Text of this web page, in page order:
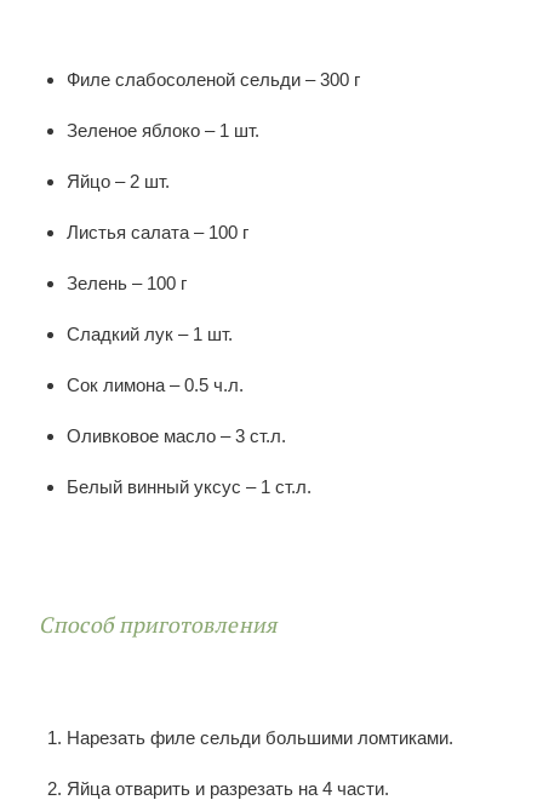
Филе слабосоленой сельди – 300 г
Зеленое яблоко – 1 шт.
Яйцо – 2 шт.
Листья салата – 100 г
Зелень – 100 г
Сладкий лук – 1 шт.
Сок лимона – 0.5 ч.л.
Оливковое масло – 3 ст.л.
Белый винный уксус – 1 ст.л.
Способ приготовления
Нарезать филе сельди большими ломтиками.
Яйца отварить и разрезать на 4 части.